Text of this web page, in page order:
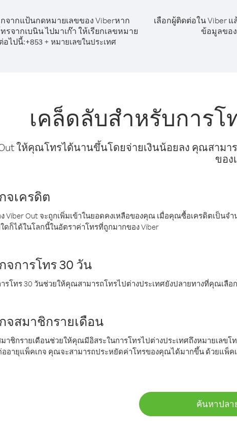
จากแป้นกดหมายเลขของ Viberหาก
รจากเบนิน ไปมาเก๊า ให้เรียกเลขหมาย
อไปนี้:+853 + หมายเลขในประเทศ
เลือกผู้ติดต่อใน Viber
ข้อมูลขอ
เคล็ดลับสำหรับการโ
ให้คุณโทรได้นานขึ้นโดยจ่ายเงินน้อยลง คุณสามา
ของ
จเครดิต
Viber Out จะถูกเพิ่มเข้าในยอดคงเหลือของคุณ เมื่อคุณซื้อเครดิตเป็น
ดก็ได้ในโลกนี้ในอัตราค่าโทรที่ถูกมากของ Viber
จการโทร 30 วัน
รโทร 30 วันช่วยให้คุณสามารถโทรไปต่างประเทศยังปลายทางที่คุณเลื
จสมาชิกรายเดือน
าชิกรายเดือนช่วยให้คุณมีอิสระในการโทรไปต่างประเทศถึงหมายเล
อายุแพ็คเกจ คุณจะสามารถประหยัดค่าโทรของคุณได้มากขึ้น ด้วยแพ็ค
ค้นหาปลา